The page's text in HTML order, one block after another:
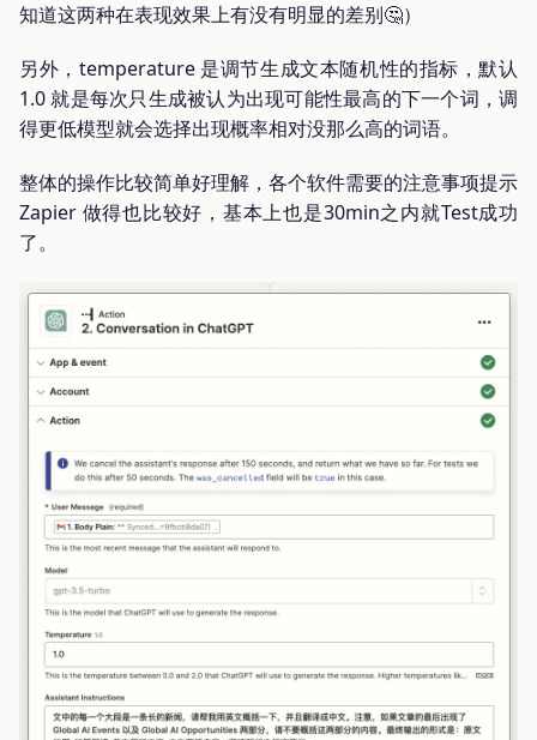
知道这两种在表现效果上有没有明显的差别🤔）
另外，temperature 是调节生成文本随机性的指标，默认
1.0 就是每次只生成被认为出现可能性最高的下一个词，调
得更低模型就会选择出现概率相对没那么高的词语。
整体的操作比较简单好理解，各个软件需要的注意事项提示
Zapier 做得也比较好，基本上也是30min之内就Test成功
了。